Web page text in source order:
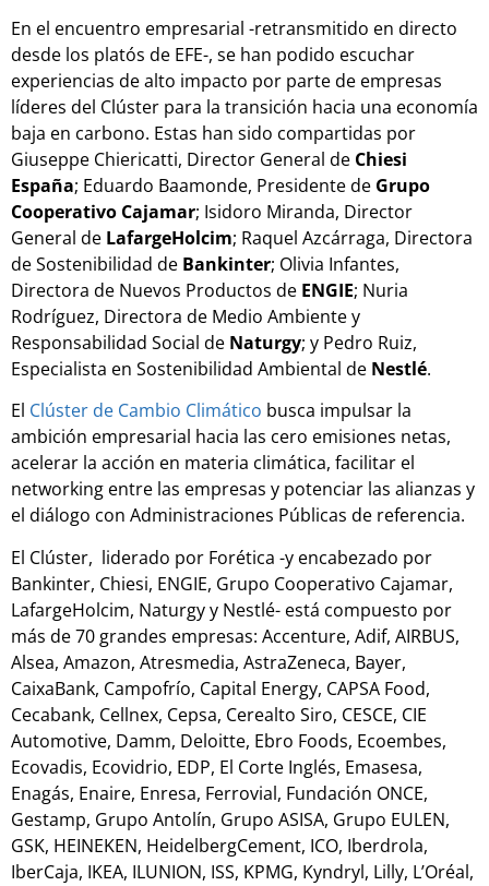
En el encuentro empresarial -retransmitido en directo
desde los platós de EFE-, se han podido escuchar
experiencias de alto impacto por parte de empresas
líderes del Clúster para la transición hacia una economía
baja en carbono. Estas han sido compartidas por
Giuseppe Chiericatti, Director General de Chiesi
España; Eduardo Baamonde, Presidente de Grupo
Cooperativo Cajamar; Isidoro Miranda, Director
General de LafargeHolcim; Raquel Azcárraga, Directora
de Sostenibilidad de Bankinter; Olivia Infantes,
Directora de Nuevos Productos de ENGIE; Nuria
Rodríguez, Directora de Medio Ambiente y
Responsabilidad Social de Naturgy; y Pedro Ruiz,
Especialista en Sostenibilidad Ambiental de Nestlé.
El Clúster de Cambio Climático busca impulsar la
ambición empresarial hacia las cero emisiones netas,
acelerar la acción en materia climática, facilitar el
networking entre las empresas y potenciar las alianzas y
el diálogo con Administraciones Públicas de referencia.
El Clúster, liderado por Forética -y encabezado por
Bankinter, Chiesi, ENGIE, Grupo Cooperativo Cajamar,
LafargeHolcim, Naturgy y Nestlé- está compuesto por
más de 70 grandes empresas: Accenture, Adif, AIRBUS,
Alsea, Amazon, Atresmedia, AstraZeneca, Bayer,
CaixaBank, Campofrío, Capital Energy, CAPSA Food,
Cecabank, Cellnex, Cepsa, Cerealto Siro, CESCE, CIE
Automotive, Damm, Deloitte, Ebro Foods, Ecoembes,
Ecovadis, Ecovidrio, EDP, El Corte Inglés, Emasesa,
Enagás, Enaire, Enresa, Ferrovial, Fundación ONCE,
Gestamp, Grupo Antolín, Grupo ASISA, Grupo EULEN,
GSK, HEINEKEN, HeidelbergCement, ICO, Iberdrola,
IberCaja, IKEA, ILUNION, ISS, KPMG, Kyndryl, Lilly, L’Oréal,